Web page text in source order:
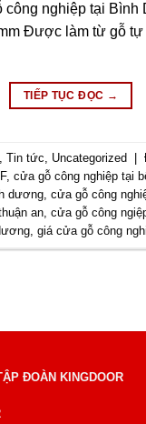
công nghiệp tại Bình
Được làm từ gỗ
TIẾP TỤC ĐỌC →
,Tin tức Uncategorized
,cửa gỗ công nghiệp tại
dương ,cửa gỗ công
an ,cửa gỗ công
,giá cửa gỗ công
ĐOÀN KINGDOOR